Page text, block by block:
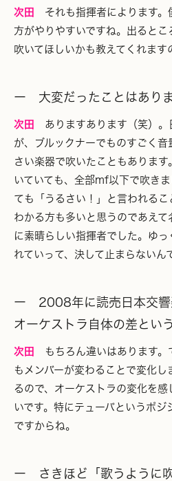
次田
それも指揮者によります。
方がやりやすいですね。出るとこ
吹いてほしいかも教えてくれます
ー 大変だったことはありま
次田
ありますあります（笑）。
が、ブルックナーでものすごく
さい楽器で吹いたこともありま
いていても、全部mf以下で吹き
ても「うるさい！」と言われるこ
わかる方も多いと思うのであえ
に素晴らしい指揮者でした。ゆ
れていって、決して止まらないん
ー 2008年に読売日本交響
オーケストラ自体の差とい
次田
もちろん違いはあります。
もメンバーが変わることで変化
るので、オーケストラの変化を
いです。特にテューバというポ
ですからね。
ー さきほど「歌うように